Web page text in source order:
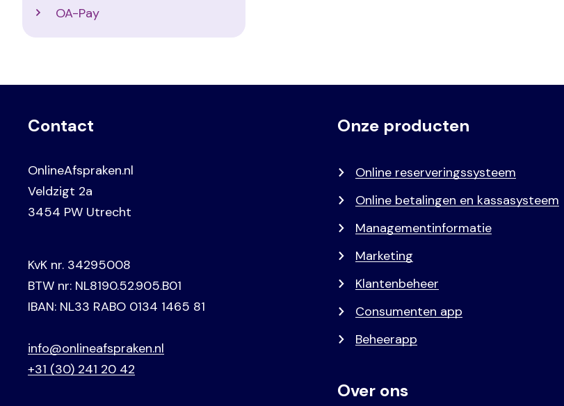
OA-Pay
Contact
OnlineAfspraken.nl
Veldzigt 2a
3454 PW Utrecht
KvK nr. 34295008
BTW nr: NL8190.52.905.B01
IBAN: NL33 RABO 0134 1465 81
info@onlineafspraken.nl
+31 (30) 241 20 42
Voet
Primair
Onze producten
Online reserveringssysteem
Online betalingen en kassasysteem
Managementinformatie
Marketing
Klantenbeheer
Consumenten app
Beheerapp
Over ons